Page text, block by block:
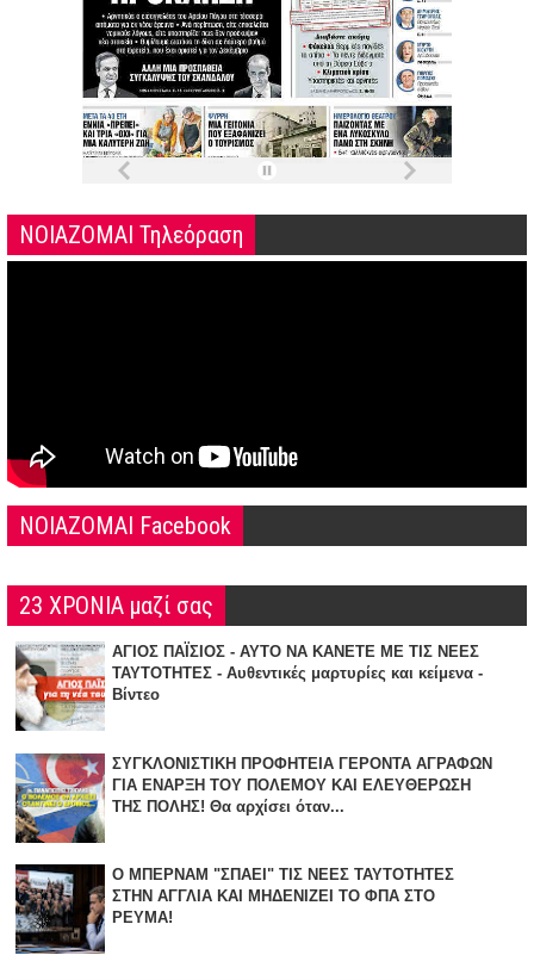
ΝΟΙΑΖΟΜΑΙ Τηλεόραση
NOIAZOMAI Facebook
23 ΧΡΟΝΙΑ μαζί σας
ΑΓΙΟΣ ΠΑΪΣΙΟΣ - ΑΥΤΟ ΝΑ ΚΑΝΕΤΕ ΜΕ ΤΙΣ ΝΕΕΣ
ΤΑΥΤΟΤΗΤΕΣ - Αυθεντικές μαρτυρίες και κείμενα -
Βίντεο
ΣΥΓΚΛΟΝΙΣΤΙΚΗ ΠΡΟΦΗΤΕΙΑ ΓΕΡΟΝΤΑ ΑΓΡΑΦΩΝ
ΓΙΑ ΕΝΑΡΞΗ TOY ΠΟΛΕΜΟΥ ΚΑΙ ΕΛΕΥΘΕΡΩΣΗ
ΤΗΣ ΠΟΛΗΣ! Θα αρχίσει όταν...
Ο ΜΠΕΡΝΑΜ "ΣΠΑΕΙ" ΤΙΣ ΝΕΕΣ ΤΑΥΤΟΤΗΤΕΣ
ΣΤΗΝ ΑΓΓΛΙΑ KAI ΜΗΔΕΝΙZΕΙ ΤΟ ΦΠΑ ΣΤΟ
ΡΕΥΜΑ!